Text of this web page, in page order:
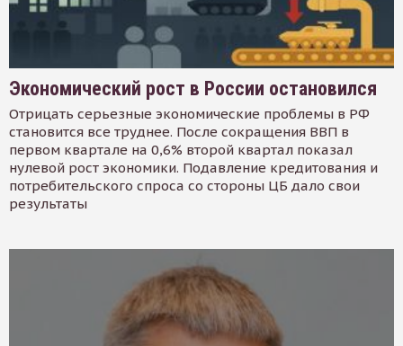
Экономический рост в России остановился
Отрицать серьезные экономические проблемы в РФ
становится все труднее. После сокращения ВВП в
первом квартале на 0,6% второй квартал показал
нулевой рост экономики. Подавление кредитования и
потребительского спроса со стороны ЦБ дало свои
результаты